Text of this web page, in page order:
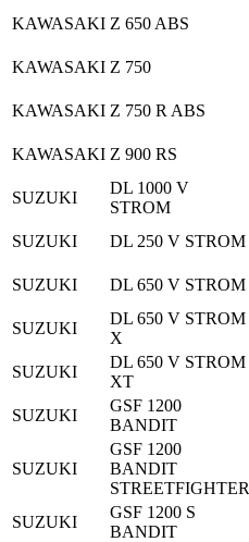
KAWASAKI Z 650 ABS
KAWASAKI Z 750
KAWASAKI Z 750 R ABS
KAWASAKI Z 900 RS
SUZUKI
DL 1000 V
STROM
SUZUKI DL 250 V STROM
SUZUKI DL 650 V STROM
SUZUKI
DL 650 V STROM
X
SUZUKI
DL 650 V STROM
XT
SUZUKI
GSF 1200
BANDIT
SUZUKI
GSF 1200
BANDIT
STREETFIGHTER
SUZUKI
GSF 1200 S
BANDIT